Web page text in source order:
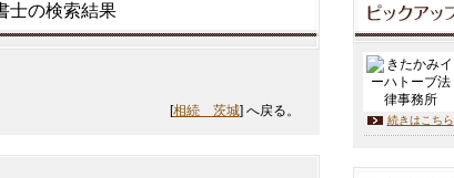
士の検索結果
[相続 茨城] へ戻る。
続きはこちら